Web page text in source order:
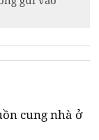
cung nhà ở